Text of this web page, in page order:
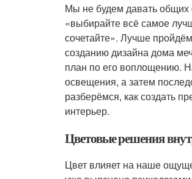
Мы не будем давать общих
«выбирайте всё самое
сочетайте». Лучше
созданию дизайна дома
план по его воплощению.
освещения, а затем
разберёмся, как создать
интерьер.
Цветовые решения
Цвет влияет на наше